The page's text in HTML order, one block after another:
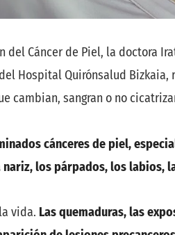
del Cáncer de Piel, la doctora
Hospital Quirónsalud
cambian, sangran o no
cánceres de piel,
los párpados, los labios,
vida. Las quemaduras, las